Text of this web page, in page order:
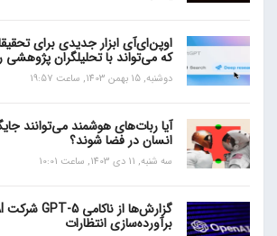
اوپن‌ای‌آی ابزار جدیدی برای
که می‌تواند با تحلیلگران پژوهشی
دوشنبه, 15 بهمن 1403, ساعت 19:57
آیا ربات‌های هوشمند می‌توانند
انسان در فضا شوند؟
سه شنبه, 11 دی 1403, ساعت 10:01
برآورده‌سازی انتظارات